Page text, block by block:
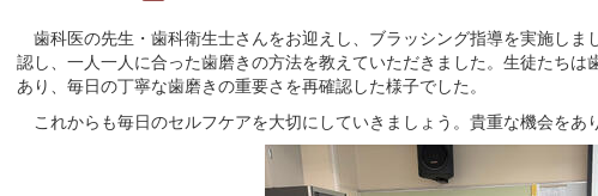
歯科医の先生・歯科衛生士さんをお迎えし、ブラッシング指導を実施し
認し、一人一人に合った歯磨きの方法を教えていただきました。生徒たち
あり、毎日の丁寧な歯磨きの重要さを再確認した様子でした。
これからも毎日のセルフケアを大切にしていきましょう。貴重な機会をあ